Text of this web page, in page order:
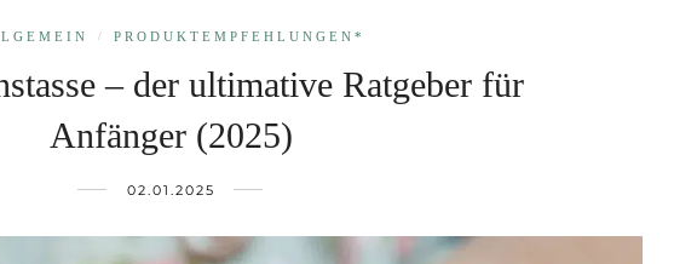
/ PRODUKT­EMPFEHLUNGEN*
– der ultimative Ratgeber für
Anfänger (2025)
02.01.2025